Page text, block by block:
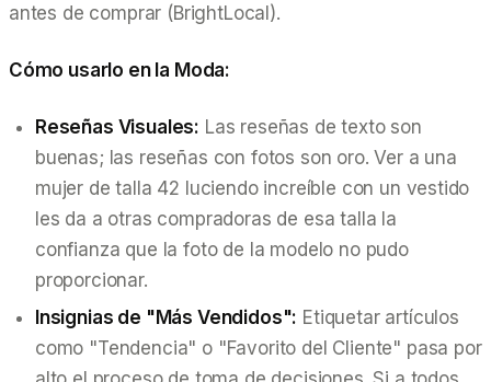
antes de comprar (BrightLocal).
Cómo usarlo en la Moda:
Reseñas Visuales: Las reseñas de texto son
buenas; las reseñas con fotos son oro. Ver a una
mujer de talla 42 luciendo increíble con un vestido
les da a otras compradoras de esa talla la
confianza que la foto de la modelo no pudo
proporcionar.
Insignias de "Más Vendidos": Etiquetar artículos
como "Tendencia" o "Favorito del Cliente" pasa por